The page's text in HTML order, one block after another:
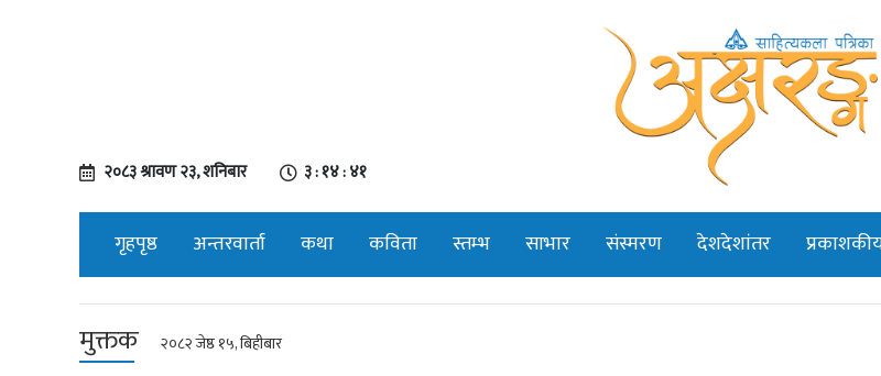
२०८३ श्रावण २३, शनिबार ३ : १४ : ४२
गृहपृष्ठ अन्तरवार्ता कथा कविता स्तम्भ साभार संस्मरण देशदेशांतर
मुक्तक २०८२ जेष्ठ १५, बिहीबार